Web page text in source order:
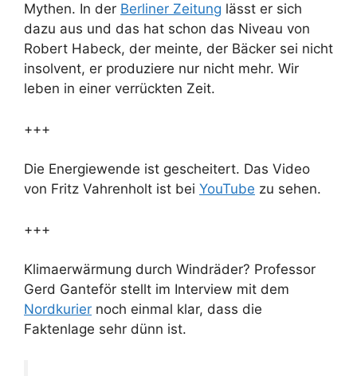
Mythen. In der Berliner Zeitung lässt er sich
dazu aus und das hat schon das Niveau von
Robert Habeck, der meinte, der Bäcker sei nicht
insolvent, er produziere nur nicht mehr. Wir
leben in einer verrückten Zeit.
+++
Die Energiewende ist gescheitert. Das Video
von Fritz Vahrenholt ist bei YouTube zu sehen.
+++
Klimaerwärmung durch Windräder? Professor
Gerd Ganteför stellt im Interview mit dem
Nordkurier noch einmal klar, dass die
Faktenlage sehr dünn ist.